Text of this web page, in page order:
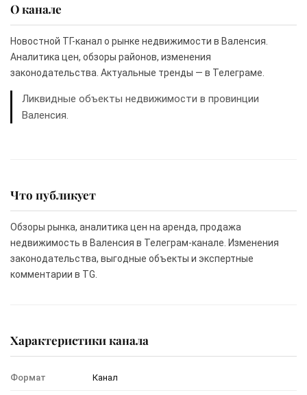
О канале
Новостной ТГ-канал о рынке недвижимости в Валенсия.
Аналитика цен, обзоры районов, изменения
законодательства. Актуальные тренды — в Телеграме.
Ликвидные объекты недвижимости в провинции
Валенсия.
Что публикует
Обзоры рынка, аналитика цен на аренда, продажа
недвижимость в Валенсия в Телеграм-канале. Изменения
законодательства, выгодные объекты и экспертные
комментарии в TG.
Характеристики канала
Формат Канал